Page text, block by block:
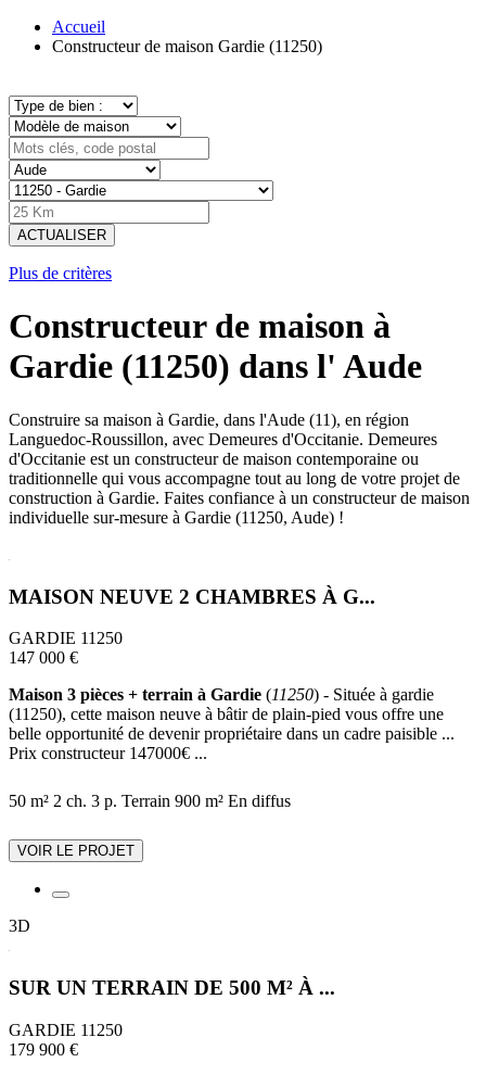
Accueil
Constructeur de maison Gardie (11250)
ACTUALISER
Plus de critères
Constructeur de maison à
Gardie (11250) dans l' Aude
Construire sa maison à Gardie, dans l'Aude (11), en région
Languedoc-Roussillon, avec Demeures d'Occitanie. Demeures
d'Occitanie est un constructeur de maison contemporaine ou
traditionnelle qui vous accompagne tout au long de votre projet de
construction à Gardie. Faites confiance à un constructeur de maison
individuelle sur-mesure à Gardie (11250, Aude) !
MAISON NEUVE 2 CHAMBRES À G...
GARDIE 11250
147 000 €
Maison 3 pièces + terrain à Gardie (11250) - Située à gardie
(11250), cette maison neuve à bâtir de plain-pied vous offre une
belle opportunité de devenir propriétaire dans un cadre paisible ...
Prix constructeur 147000€ ...
50 m² 2 ch. 3 p. Terrain 900 m² En diffus
VOIR LE PROJET
3D
SUR UN TERRAIN DE 500 M² À ...
GARDIE 11250
179 900 €